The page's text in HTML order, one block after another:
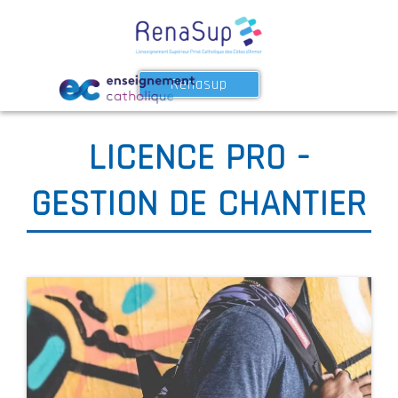
Renasup
LICENCE PRO -
GESTION DE CHANTIER